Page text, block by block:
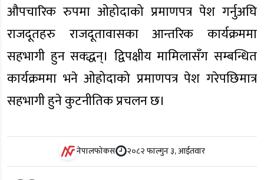
औपचारिक रुपमा ओहोदाको प्रमाणपत्र पेश गर्नुअघि
राजदूतहरु राजदूतावासका आन्तरिक कार्यक्रममा
सहभागी हुन सक्द्धन्। द्विपक्षीय मामिलासँग सम्बन्धित
कार्यक्रममा भने ओहोदाको प्रमाणपत्र पेश गरेपछिमात्र
सहभागी हुने कुटनीतिक प्रचलन छ।
नेपालफोकस २०८२ फाल्गुन ३, आईतवार